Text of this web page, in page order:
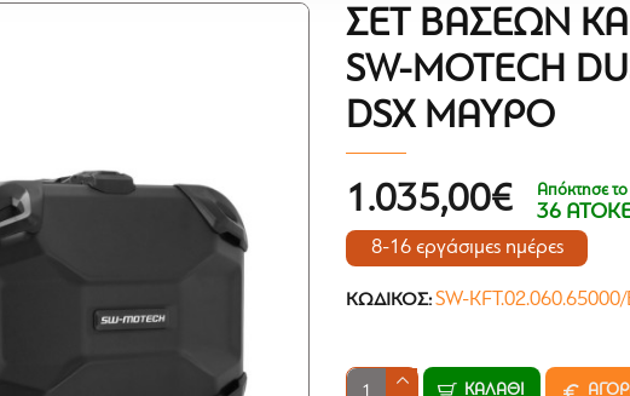
ΣΕΤ ΒΆΣΕΩΝ
SW-MOTECH
DSX ΜΑΎΡΟ
1.035,00€ Απόκτησε
36
8-16 εργάσιμες ημέρες
ΚΩΔΙΚΌΣ:SW-KFT.02.060.65000/
ΚΑΛΆΘΙ